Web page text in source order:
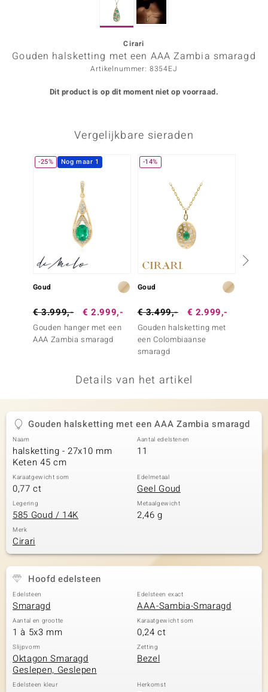
Designs
Cirari
Gouden halsketting met een AAA Zambia smaragd
Artikelnummer: 8354EJ
Dit product is op dit moment niet op voorraad.
Vergelijkbare sieraden
-25% Nog maar 1
Goud
€ 3.999,- € 2.999,-
Gouden hanger met een
AAA Zambia smaragd
-14%
Goud
€ 3.499,- € 2.999,-
Gouden halsketting met
een Colombiaanse
smaragd
Details van het artikel
Gouden halsketting met een AAA Zambia smaragd
Naam
halsketting - 27x10 mm
Keten 45 cm
Aantal edelstenen
11
Karaatgewicht som
0,77 ct
Edelmetaal
Geel Goud
Legering
585 Goud / 14K
Metaalgewicht
2,46 g
Merk
Cirari
Hoofd edelsteen
Edelsteen
Smaragd
Edelsteen exact
AAA-Sambia-Smaragd
Aantal en grootte
1 à 5x3 mm
Karaatgewicht som
0,24 ct
Slijpvorm
Oktagon Smaragd
Geslepen, Geslepen
Zetting
Bezel
Edelsteen kleur Herkomst